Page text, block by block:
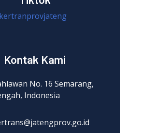
Kontak Kami
No. 16 Semarang,
Indonesia